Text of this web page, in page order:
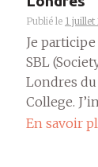
Publié le 1 juillet
Je
SBL
Londres du
College.
En savoir